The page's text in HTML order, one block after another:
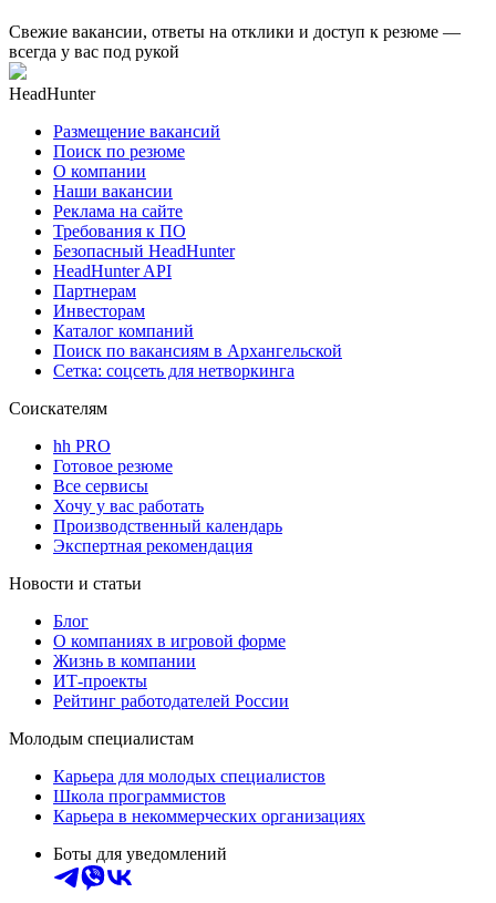
Свежие вакансии, ответы на отклики и доступ к резюме —
всегда у вас под рукой
HeadHunter
Размещение вакансий
Поиск по резюме
О компании
Наши вакансии
Реклама на сайте
Требования к ПО
Безопасный HeadHunter
HeadHunter API
Партнерам
Инвесторам
Каталог компаний
Поиск по вакансиям в Архангельской
Сетка: соцсеть для нетворкинга
Соискателям
hh PRO
Готовое резюме
Все сервисы
Хочу у вас работать
Производственный календарь
Экспертная рекомендация
Новости и статьи
Блог
О компаниях в игровой форме
Жизнь в компании
ИТ-проекты
Рейтинг работодателей России
Молодым специалистам
Карьера для молодых специалистов
Школа программистов
Карьера в некоммерческих организациях
Боты для уведомлений